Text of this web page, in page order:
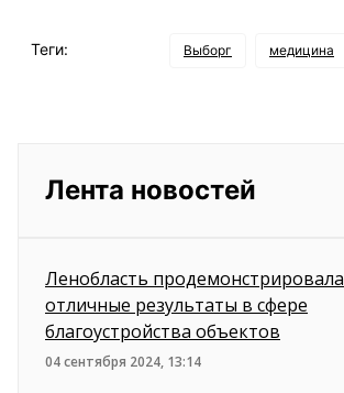
Теги: Выборг медицина
Лента новостей
Ленобласть продемонстрировала
отличные результаты в сфере
благоустройства объектов
04 сентября 2024, 13:14